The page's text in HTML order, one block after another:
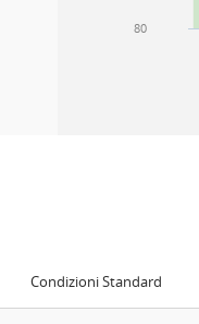
80
Condizioni Standard